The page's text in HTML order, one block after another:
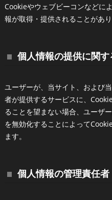
Cookieやウェブビーコンなどに
報が取得・提供されることがあり
個人情報の提供に関
ユーザーが、当サイト、および
者が提供するサービスに、
ることを望まない場合、ユーザ
を無効化することによって
ます。
個人情報の管理責任者